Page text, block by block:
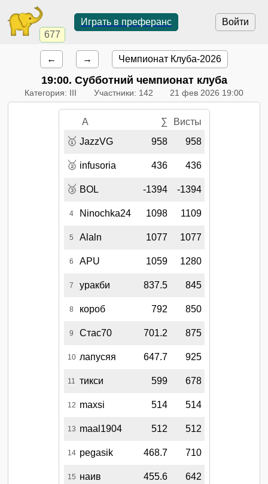
677
Войти
Играть в преферанс
← → Чемпионат Клуба-2026
19:00. Субботний чемпионат клуба
Категория: III Участники: 142 21 фев 2026 19:00
A ∑ Висты
🥇 JazzVG 958 958
🥈 infusoria 436 436
🥉 BOL -1394 -1394
4 Ninochka24 1098 1109
5 Alaln 1077 1077
6 APU 1059 1280
7 уракби 837.5 845
8 короб 792 850
9 Стас70 701.2 875
10 лапусяя 647.7 925
11 тикси 599 678
12 maxsi 514 514
13 maal1904 512 512
14 pegasik 468.7 710
15 наив 455.6 642